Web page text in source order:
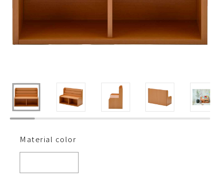
Material color